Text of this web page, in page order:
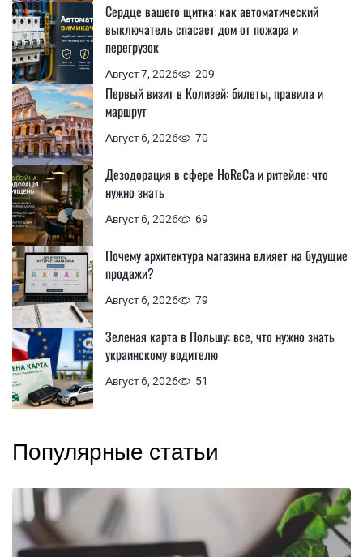
Август 7, 2026 209
Сердце вашего щитка: как автоматический
выключатель спасает дом от пожара и
перегрузок
Август 6, 2026 70
Первый визит в Колизей: билеты, правила и
маршрут
Август 6, 2026 69
Дезодорация в сфере HoReCa и ритейле: что
нужно знать
Август 6, 2026 79
Почему архитектура магазина влияет на будущие
продажи?
Август 6, 2026 51
Зеленая карта в Польшу: все, что нужно знать
украинскому водителю
Популярные статьи